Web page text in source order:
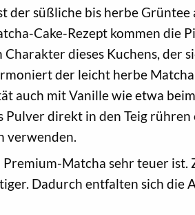
der süßliche bis herbe Grüntee
Cake-Rezept kommen die
dieses Kuchens, der
der leicht herbe
auch mit Vanille wie etwa beim
direkt in den Teig
verwenden.
Matcha sehr teuer ist.
Dadurch entfalten sich die